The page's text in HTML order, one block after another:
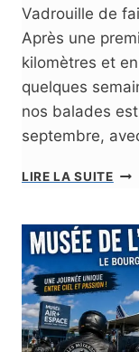
Vadrouille de
Après une
kilomètres et
quelques
nos balades
septembre,
LIRE LA SUITET
V
E
D
’
É
T
É